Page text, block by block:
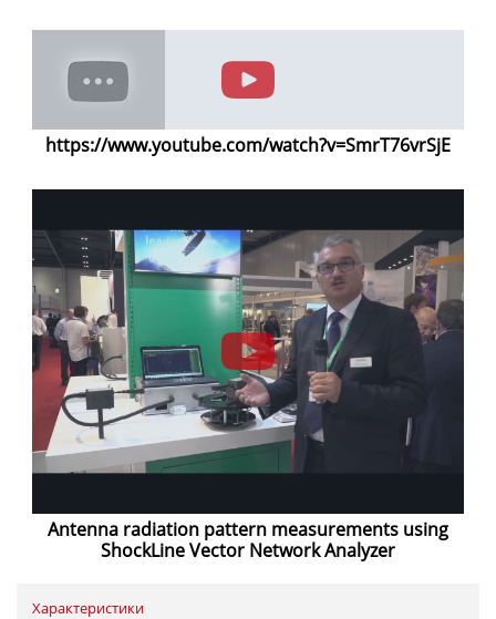
https://www.youtube.com/watch?v=SmrT76vrSjE
Antenna radiation pattern measurements using
ShockLine Vector Network Analyzer
Характеристики